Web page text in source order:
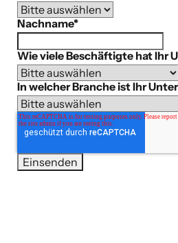
Nachname*
Wie viele Beschäftigte hat Ihr
In welcher Branche ist Ihr